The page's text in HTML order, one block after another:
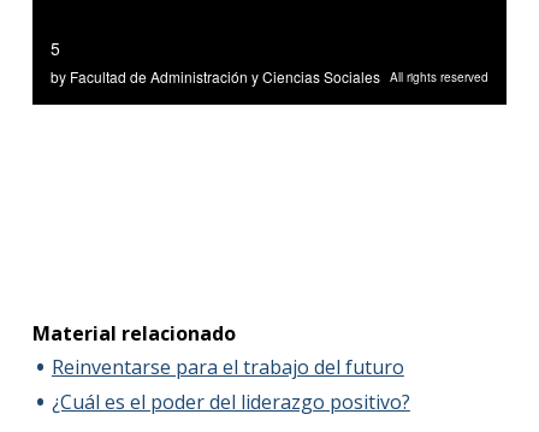
Material relacionado
Reinventarse para el trabajo del futuro
¿Cuál es el poder del liderazgo positivo?